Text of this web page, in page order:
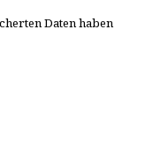
Daten haben